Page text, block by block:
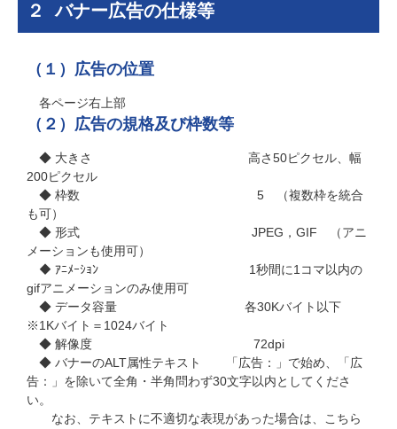
２ バナー広告の仕様等
（１）広告の位置
各ページ右上部
（２）広告の規格及び枠数等
◆ 大きさ 高さ50ピクセル、幅
200ピクセル
◆ 枠数 5 （複数枠を統合
も可）
◆ 形式 JPEG，GIF （アニ
メーションも使用可）
◆ ｱﾆﾒｰｼｮﾝ 1秒間に1コマ以内の
gifアニメーションのみ使用可
◆ データ容量 各30Kバイト以下
※1Kバイト＝1024バイト
◆ 解像度 72dpi
◆ バナーのALT属性テキスト 「広告：」で始め、「広
告：」を除いて全角・半角問わず30文字以内としてくださ
い。
なお、テキストに不適切な表現があった場合は、こちら